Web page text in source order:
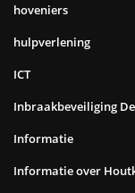
hoveniers
hulpverlening
ICT
Inbraakbeveiliging
Informatie
Informatie over